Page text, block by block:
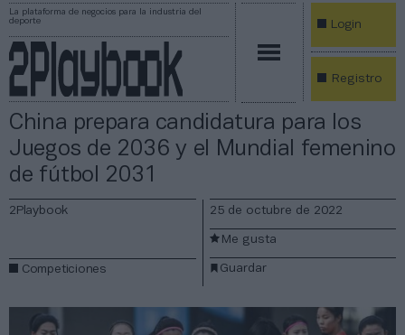
La plataforma de negocios para la industria del
deporte
Login
Registro
China prepara candidatura para los
Juegos de 2036 y el Mundial femenino
de fútbol 2031
2Playbook
Competiciones
25 de octubre de 2022
Guardar
Me gusta